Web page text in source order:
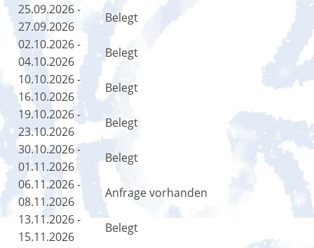
25.09.2026 -
27.09.2026
Belegt
02.10.2026 -
04.10.2026
Belegt
10.10.2026 -
16.10.2026
Belegt
19.10.2026 -
23.10.2026
Belegt
30.10.2026 -
01.11.2026
Belegt
06.11.2026 -
08.11.2026
Anfrage vorhanden
13.11.2026 -
15.11.2026
Belegt